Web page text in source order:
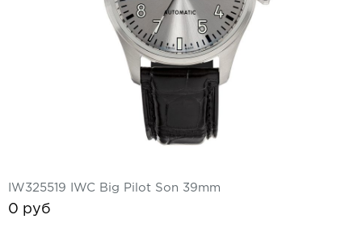
IW325519 IWC Big Pilot Son 39mm
0 руб